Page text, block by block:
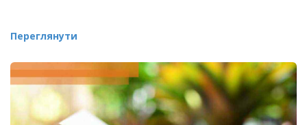
Переглянути